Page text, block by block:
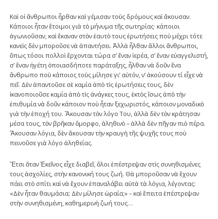
Καὶ οἱ ἄνθρωποι ἦρθαν καὶ γέμισαν τοὺς δρόμους καὶ ἄκουσαν.
Κάποιοι ἦταν ἕτοιμοι γιὰ τὸ μήνυμα τῆς σωτηρίας· κάποιοι
ἀγωνιοῦσαν, καὶ ἔκαναν στὸν ἑαυτὸ τους ἐρωτήσεις ποὺ μέχρι τότε
κανεὶς δὲν μποροῦσε νὰ ἀπαντήσει. Ἀλλὰ ἦλθαν ἄλλοι ἄνθρωποι,
ὅπως τόσοι πολλοὶ ἔρχονται τώρα σ’ ἕναν ἱερέα, σ’ ἕναν εὐαγγελιστή,
σ’ ἕναν ἡγέτη ὁποιασδήποτε παράταξης, ἦλθαν νὰ δοῦν ἕνα
ἄνθρωπο ποὺ κάποιος τοὺς μίλησε γι’ αὐτόν, ν’ ἀκούσουν τί εἶχε νὰ
πεῖ. Δὲν ἀπαντοῦσε σὲ καμία ἀπὸ τὶς ἐρωτήσεις τους, δὲν
ἱκανοποιοῦσε καμία ἀπὸ τὶς ἀνάγκες τους, ἐκτὸς ἴσως ἀπὸ τὴν
ἐπιθυμία νὰ δοῦν κάποιον ποὺ ἦταν ξεχωριστός, κάποιον μοναδικὸ
γιὰ τὴν ἐποχή του. Ἄκουσαν τὸν λόγο Του, ἀλλὰ δὲν τὸν κράτησαν
μέσα τους, τὸν βρῆκαν ὄμορφο, ἀληθινὸ – ἀλλὰ δὲν πῆγαν πιὸ πέρα.
Ἄκουσαν λόγια, δὲν ἄκουσαν τὴν κραυγὴ τῆς ψυχῆς τους ποὺ
πεινοῦσε γιὰ λόγο ἀληθείας.
Ἔτσι ὅταν Ἐκεῖνος εἶχε διαβεῖ, ὅλοι ἐπέστρεψαν στὶς συνηθισμένες
τους ἀσχολίες, στὴν κανονική τους ζωή. Θὰ μποροῦσαν νὰ ἔχουν
πάει στὸ σπίτι καὶ νὰ ἔχουν ἐπαναλάβει αὐτὰ τὰ λόγια, λέγοντας:
«Δὲν ἦταν θαυμάσια; Δὲν μίλησε ὡραία;» – καὶ ἔπειτα ἐπέστρεψαν
στὴν συνηθισμένη, καθημερινὴ ζωή τους…